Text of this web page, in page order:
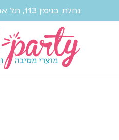
נחלת בנימין 113, תל אביב יפו